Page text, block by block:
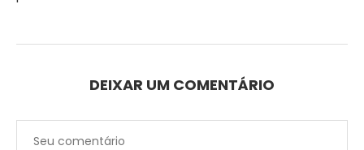
DEIXAR UM COMENTÁRIO